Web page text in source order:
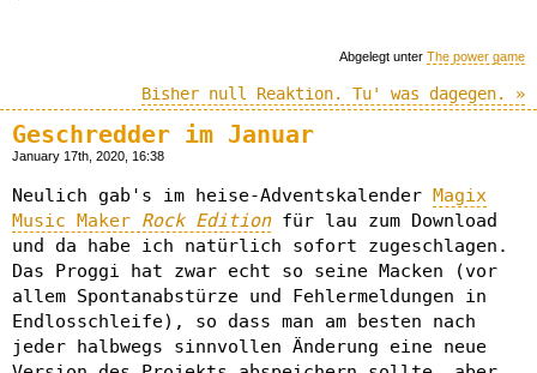
Abgelegt unter The power game
Bisher null Reaktion. Tu' was dagegen. »
Geschredder im Januar
January 17th, 2020, 16:38
Neulich gab's im heise-Adventskalender Magix
Music Maker Rock Editionfür lau zum Download
und da habe ich natürlich sofort zugeschlagen.
Das Proggi hat zwar echt so seine Macken (vor
allem Spontanabstürze und Fehlermeldungen in
Endlosschleife), so dass man am besten nach
jeder halbwegs sinnvollen Änderung eine neue